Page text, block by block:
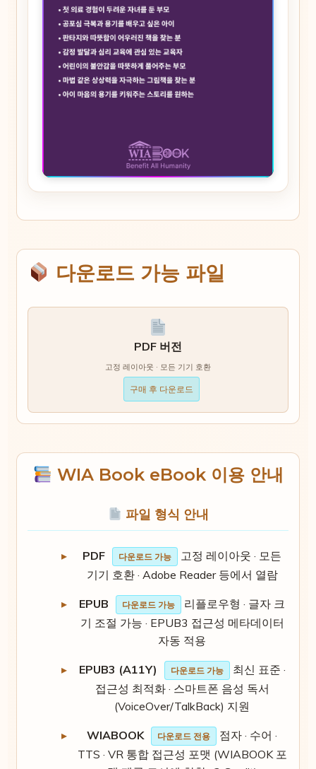
다운로드 가능 파일
PDF 버전
고정 레이아웃 · 모든 기기 호환
구매 후 다운로드
WIA Book eBook 이용 안내
파일 형식 안내
PDF 다운로드 가능
고정 레이아웃 · 모든
기기 호환 · Adobe Reader 등에서 열람
EPUB 다운로드 가능
리플로우형 · 글자 크
기 조절 가능 · EPUB3 접근성 메타데이터
자동 적용
EPUB3 (A11Y) 다운로드 가능
최신 표준 ·
접근성 최적화 · 스마트폰 음성 독서
(VoiceOver/TalkBack) 지원
WIABOOK 다운로드 전용
점자 · 수어 ·
TTS · VR 통합 접근성 포맷 (WIABOOK 포